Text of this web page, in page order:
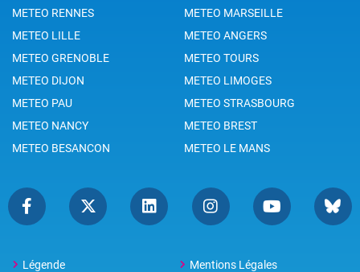
METEO RENNES
METEO MARSEILLE
METEO LILLE
METEO ANGERS
METEO GRENOBLE
METEO TOURS
METEO DIJON
METEO LIMOGES
METEO PAU
METEO STRASBOURG
METEO NANCY
METEO BREST
METEO BESANCON
METEO LE MANS
Légende
Mentions Légales